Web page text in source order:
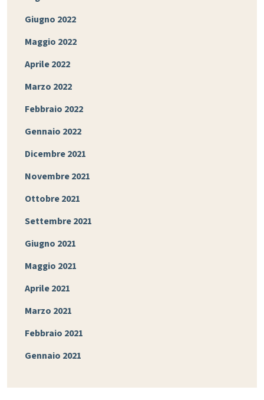
Giugno 2022
Maggio 2022
Aprile 2022
Marzo 2022
Febbraio 2022
Gennaio 2022
Dicembre 2021
Novembre 2021
Ottobre 2021
Settembre 2021
Giugno 2021
Maggio 2021
Aprile 2021
Marzo 2021
Febbraio 2021
Gennaio 2021